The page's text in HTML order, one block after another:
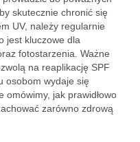
skutecznie chronić się
UV, należy regularnie
jest kluczowe dla
fotostarzenia. Ważne
na reaplikację SPF
osobom wydaje się
jak prawidłowo
zarówno zdrową